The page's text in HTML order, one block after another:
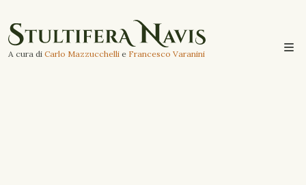
A cura di Carlo Mazzucchelli e Francesco Varanini